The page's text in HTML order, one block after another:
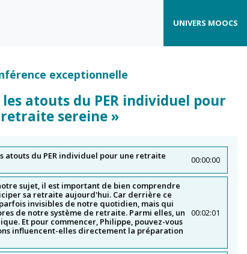
?
UNIVERS MOOCS
exceptionnelle
atouts du PER individuel pour
sereine »
atouts du PER individuel pour une retraite
00:00:00
sujet, il est important de bien comprendre
sa retraite aujourd'hui. Car derrière ce
invisibles de notre quotidien, mais qui
de notre système de retraite. Parmi elles, un
Et pour commencer, Philippe, pouvez-vous
influencent-elles directement la préparation
00:02:01